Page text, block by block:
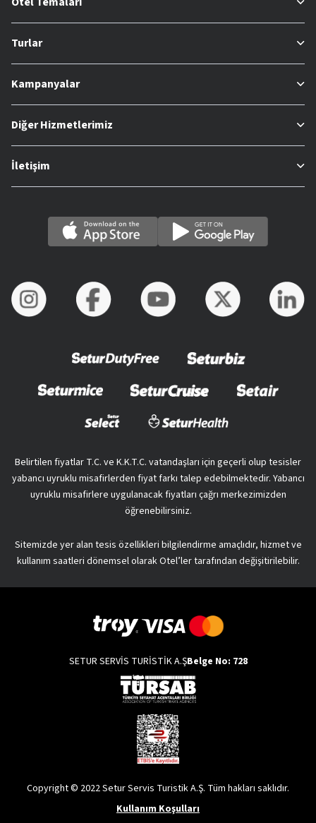
Turlar
Kampanyalar
Diğer Hizmetlerimiz
İletişim
Belirtilen fiyatlar T.C. ve K.K.T.C. vatandaşları için geçerli olup tesisler
yabancı uyruklu misafirlerden fiyat farkı talep edebilmektedir. Yabancı
uyruklu misafirlere uygulanacak fiyatları çağrı merkezimizden
öğrenebilirsiniz.
Sitemizde yer alan tesis özellikleri bilgilendirme amaçlıdır, hizmet ve
kullanım saatleri dönemsel olarak Otel’ler tarafından değişitirilebilir.
SETUR SERVİS TURİSTİK A.ŞBelge No: 728
Copyright © 2022 Setur Servis Turistik A.Ş. Tüm hakları saklıdır.
Kullanım Koşulları